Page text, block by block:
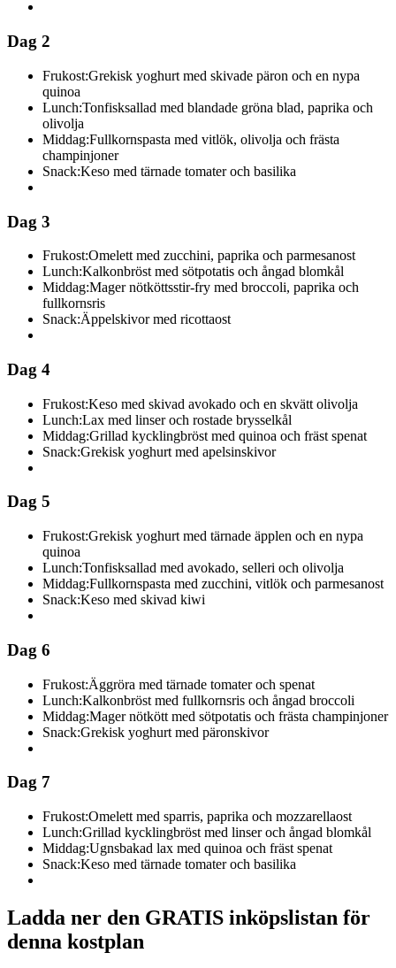
Dag 2
Frukost:Grekisk yoghurt med skivade päron och en nypa
quinoa
Lunch:Tonfisksallad med blandade gröna blad, paprika och
olivolja
Middag:Fullkornspasta med vitlök, olivolja och frästa
champinjoner
Snack:Keso med tärnade tomater och basilika
Dag 3
Frukost:Omelett med zucchini, paprika och parmesanost
Lunch:Kalkonbröst med sötpotatis och ångad blomkål
Middag:Mager nötköttsstir-fry med broccoli, paprika och
fullkornsris
Snack:Äppelskivor med ricottaost
Dag 4
Frukost:Keso med skivad avokado och en skvätt olivolja
Lunch:Lax med linser och rostade brysselkål
Middag:Grillad kycklingbröst med quinoa och fräst spenat
Snack:Grekisk yoghurt med apelsinskivor
Dag 5
Frukost:Grekisk yoghurt med tärnade äpplen och en nypa
quinoa
Lunch:Tonfisksallad med avokado, selleri och olivolja
Middag:Fullkornspasta med zucchini, vitlök och parmesanost
Snack:Keso med skivad kiwi
Dag 6
Frukost:Äggröra med tärnade tomater och spenat
Lunch:Kalkonbröst med fullkornsris och ångad broccoli
Middag:Mager nötkött med sötpotatis och frästa champinjoner
Snack:Grekisk yoghurt med päronskivor
Dag 7
Frukost:Omelett med sparris, paprika och mozzarellaost
Lunch:Grillad kycklingbröst med linser och ångad blomkål
Middag:Ugnsbakad lax med quinoa och fräst spenat
Snack:Keso med tärnade tomater och basilika
Ladda ner den GRATIS inköpslistan för
denna kostplan